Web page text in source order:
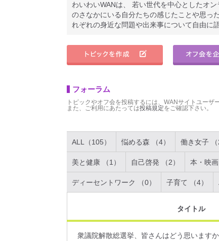
わいわいWANは、 若い世代を中心としたオ
のさなかにいる自分たちの感じたことや思っ
れぞれの身近な問題や出来事について自由に
フォーラム
トピックやオフ会を投稿するには、WANサイトユーザ
また、ご利用にあたっては投稿規定をご確認下さい。
ALL（105） 悩める森 （4） 働き女子 （
美と健康 （1） 自己啓発 （2） 本・映画
ディーセントワーク （0） 子育て （4）
タイトル
衆議院解散総選挙、皆さんはどう思いますか